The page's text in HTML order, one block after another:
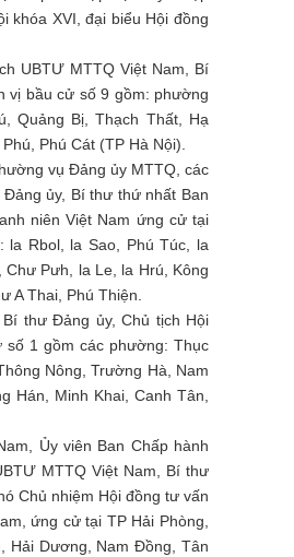
khóa XVI, đại biểu Hội đồng
UBTƯ MTTQ Việt Nam, Bí
vị bầu cử số 9 gồm: phường
Quảng Bị, Thạch Thất, Hạ
Phú Cát (TP Hà Nội).
vụ Đảng ủy MTTQ, các
ủy, Bí thư thứ nhất Ban
niên Việt Nam ứng cử tại
la Rbol, la Sao, Phú Túc, la
Chư Pưh, la Le, la Hrú, Kông
A Thai, Phú Thiện.
thư Đảng ủy, Chủ tịch Hội
số 1 gồm các phường: Thục
Nông, Trường Hà, Nam
Hán, Minh Khai, Canh Tân,
Ủy viên Ban Chấp hành
MTTQ Việt Nam, Bí thư
Chủ nhiệm Hội đồng tư vấn
ứng cử tại TP Hải Phòng,
Hải Dương, Nam Đồng, Tân